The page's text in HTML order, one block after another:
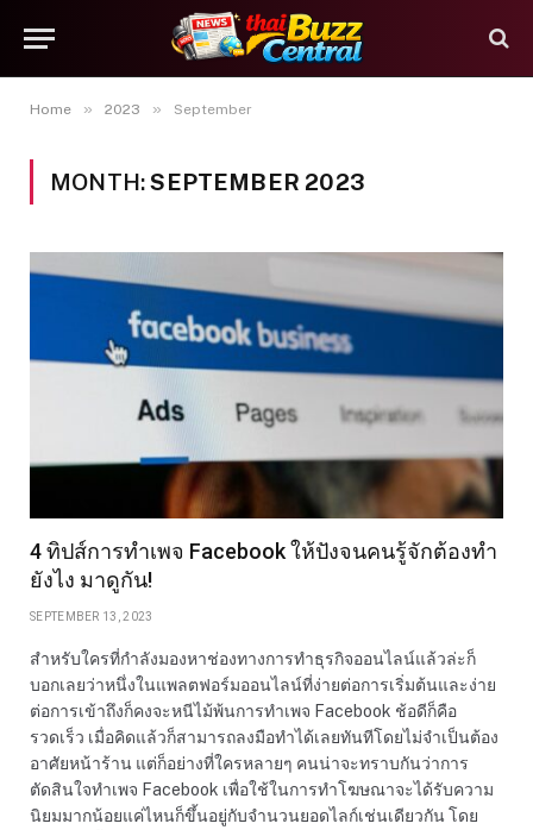
Home » 2023 » September
MONTH:SEPTEMBER 2023
4 ทิปส์การทำเพจ Facebook ให้ปังจนคนรู้จักต้องทำ
ยังไง มาดูกัน!
SEPTEMBER 13, 2023
สำหรับใครที่กำลังมองหาช่องทางการทำธุรกิจออนไลน์แล้วล่ะก็
บอกเลยว่าหนึ่งในแพลตฟอร์มออนไลน์ที่ง่ายต่อการเริ่มต้นและง่าย
ต่อการเข้าถึงก็คงจะหนีไม้พ้นการทำเพจ Facebook ช้อดีก็คือ
รวดเร็ว เมื่อคิดแล้วก็สามารถลงมือทำได้เลยทันทีโดยไม่จำเป็นต้อง
อาศัยหน้าร้าน แต่ก็อย่างที่ใครหลายๆ คนน่าจะทราบกันว่าการ
ตัดสินใจทำเพจ Facebook เพื่อใช้ในการทำโฆษณาจะได้รับความ
นิยมมากน้อยแค่ไหนก็ขึ้นอยู่กับจำนวนยอดไลก์เช่นเดียวกัน โดย